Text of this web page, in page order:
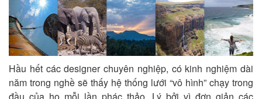
Hầu hết các designer chuyên nghiệp, có kinh nghiệm dài
năm trong nghề sẽ thấy hệ thống lưới “vô hình” chạy trong